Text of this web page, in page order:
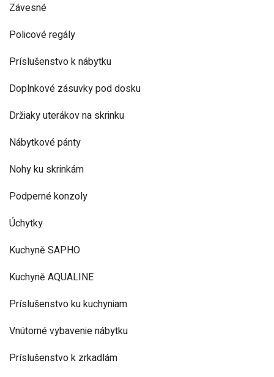
Závesné
Policové regály
Príslušenstvo k nábytku
Doplnkové zásuvky pod dosku
Držiaky uterákov na skrinku
Nábytkové pánty
Nohy ku skrinkám
Podperné konzoly
Úchytky
Kuchyně SAPHO
Kuchyně AQUALINE
Príslušenstvo ku kuchyniam
Vnútorné vybavenie nábytku
Príslušenstvo k zrkadlám